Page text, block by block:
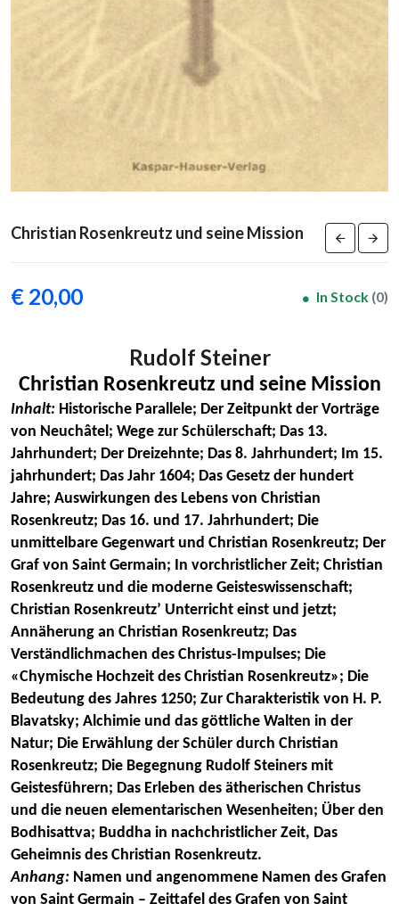
Christian Rosenkreutz und seine Mission
€ 20,00 In Stock (0)
Rudolf Steiner
Christian Rosenkreutz und seine Mission
Inhalt: Historische Parallele; Der Zeitpunkt der Vorträge
von Neuchâtel; Wege zur Schülerschaft; Das 13.
Jahrhundert; Der Dreizehnte; Das 8. Jahrhundert; Im 15.
jahrhundert; Das Jahr 1604; Das Gesetz der hundert
Jahre; Auswirkungen des Lebens von Christian
Rosenkreutz; Das 16. und 17. Jahrhundert; Die
unmittelbare Gegenwart und Christian Rosenkreutz; Der
Graf von Saint Germain; In vorchristlicher Zeit; Christian
Rosenkreutz und die moderne Geisteswissenschaft;
Christian Rosenkreutz’ Unterricht einst und jetzt;
Annäherung an Christian Rosenkreutz; Das
Verständlichmachen des Christus-Impulses; Die
«Chymische Hochzeit des Christian Rosenkreutz»; Die
Bedeutung des Jahres 1250; Zur Charakteristik von H. P.
Blavatsky; Alchimie und das göttliche Walten in der
Natur; Die Erwählung der Schüler durch Christian
Rosenkreutz; Die Begegnung Rudolf Steiners mit
Geistesführern; Das Erleben des ätherischen Christus
und die neuen elementarischen Wesenheiten; Über den
Bodhisattva; Buddha in nachchristlicher Zeit, Das
Geheimnis des Christian Rosenkreutz.
Anhang: Namen und angenommene Namen des Grafen
von Saint Germain – Zeittafel des Grafen von Saint